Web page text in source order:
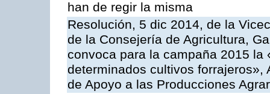
han de regir la misma
Resolución, 5 dic 2014, de la
de la Consejería de Agricultura,
convoca para la campaña 2015 la
determinados cultivos forrajeros»,
de Apoyo a las Producciones